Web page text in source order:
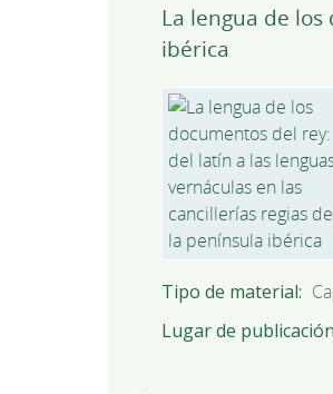
La lengua de
ibérica
Tipo de material
Lugar de publicación